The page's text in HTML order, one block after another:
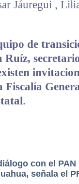
Jáuregui ,
de
.
con el
señala el